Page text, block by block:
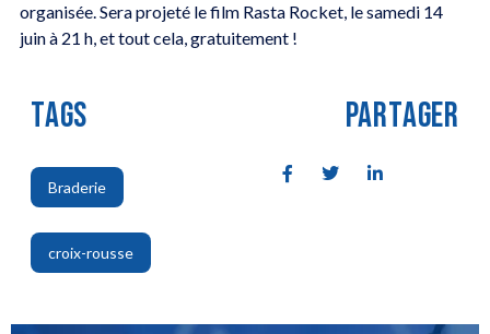
organisée. Sera projeté le film Rasta Rocket, le samedi 14
juin à 21 h, et tout cela, gratuitement !
TAGS
Braderie
,
croix-rousse
PARTAGER